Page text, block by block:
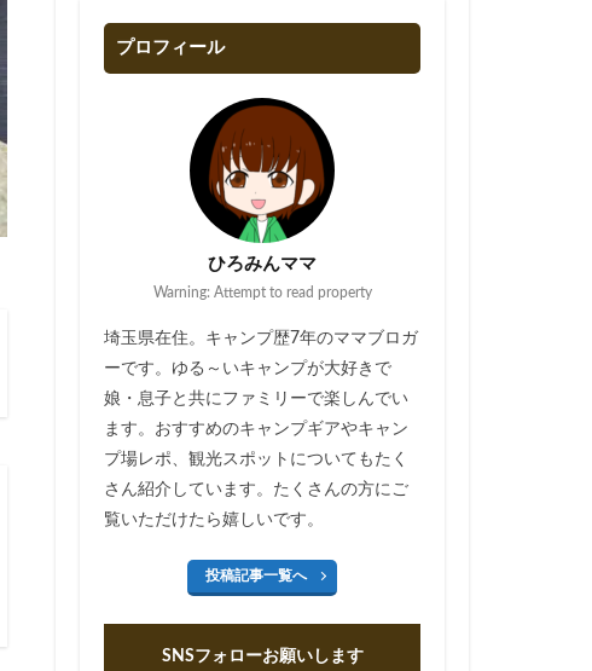
プロフィール
ひろみんママ
Warning: Attempt to read property
埼玉県在住。キャンプ歴7年のママブロガ
ーです。ゆる～いキャンプが大好きで
娘・息子と共にファミリーで楽しんでい
ます。おすすめのキャンプギアやキャン
プ場レポ、観光スポットについてもたく
さん紹介しています。たくさんの方にご
覧いただけたら嬉しいです。
投稿記事一覧へ
SNSフォローお願いします